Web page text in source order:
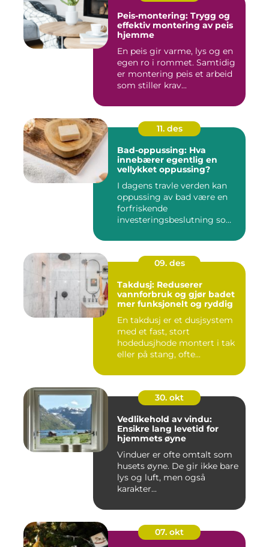
Peis-montering: Trygg og
effektiv montering av peis
hjemme
En peis gir varme, lys og en
egen ro i rommet. Samtidig
er montering peis et arbeid
som stiller krav...
11. des
Bad-oppussing: Hva
innebærer egentlig en
vellykket oppussing?
I dagens travle verden kan
oppussing av bad være en
forfriskende
investeringsbeslutning som
09. des
Takdusj: Reduserer
vannforbruk og gjør badet
mer funksjonelt og ryddig
En takdusj er et dusjsystem
med et fast, stort
hodedusjhode montert i tak
eller på stang, ofte...
30. okt
Vedlikehold av vindu:
Ensikre lang levetid for
hjemmets øyne
Vinduer er ofte omtalt som
husets øyne. De gir ikke bare
lys og luft, men også
karakter...
07. okt